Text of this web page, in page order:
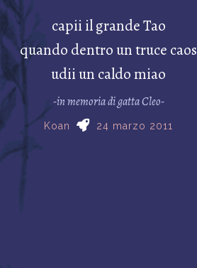
capii il grande Tao
quando dentro un truce caos
udii un caldo miao
-in memoria di gatta Cleo-
Koan 24 marzo 2011